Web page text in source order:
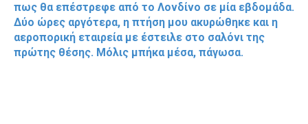
πως θα επέστρεφε από το Λονδίνο σε μία εβδομάδα.
Δύο ώρες αργότερα, η πτήση μου ακυρώθηκε και η
αεροπορική εταιρεία με έστειλε στο σαλόνι της
πρώτης θέσης. Μόλις μπήκα μέσα, πάγωσα.